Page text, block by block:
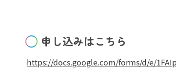
申し込みはこちら
https://docs.google.com/forms/d/e/